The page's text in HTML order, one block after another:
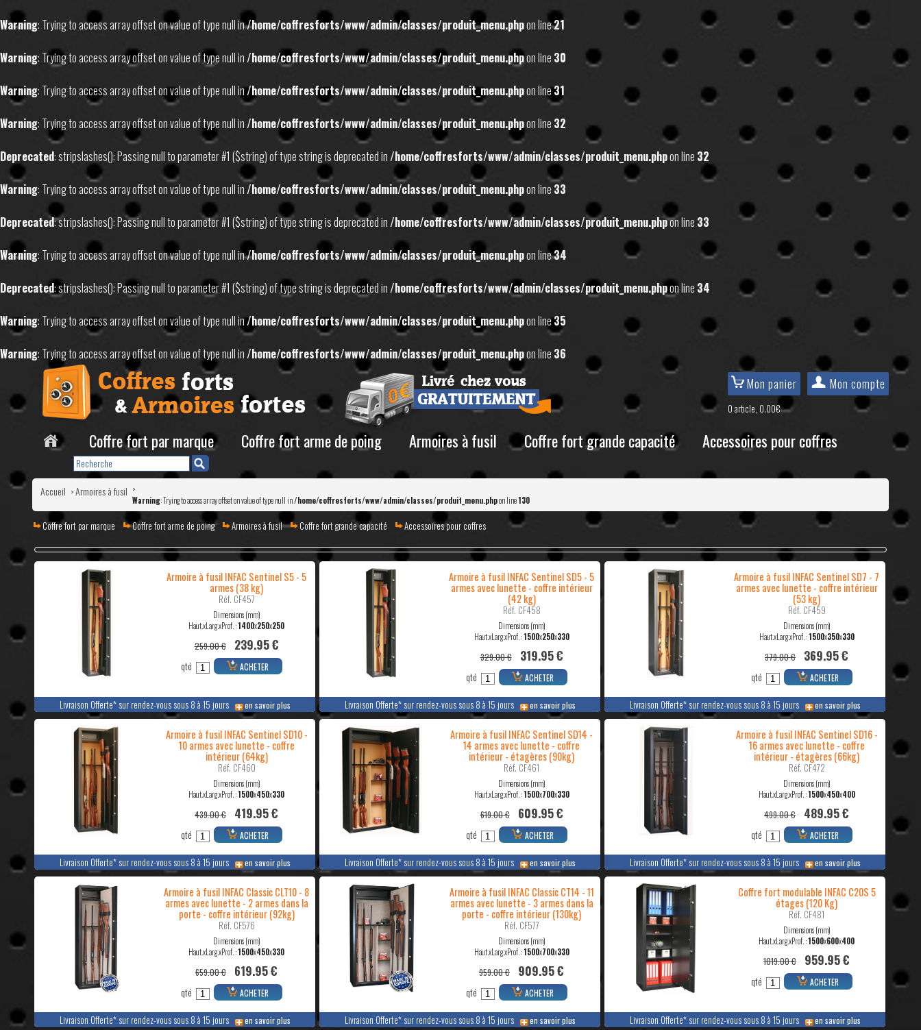
Warning: Trying to access array offset on value of type null in/home/coffresforts/www/admin/classes/produit_menu.phpon line21
Warning: Trying to access array offset on value of type null in/home/coffresforts/www/admin/classes/produit_menu.phpon line 30
Warning: Trying to access array offset on value of type null in/home/coffresforts/www/admin/classes/produit_menu.phpon line31
Warning: Trying to access array offset on value of type null in/home/coffresforts/www/admin/classes/produit_menu.phpon line 32
Deprecated: stripslashes(): Passing null to parameter #1 ($string) of type string is deprecated in/home/coffresforts/www/admin/classes/produit_menu.phpon line 32
Warning: Trying to access array offset on value of type null in/home/coffresforts/www/admin/classes/produit_menu.phpon line 33
Deprecated: stripslashes(): Passing null to parameter #1 ($string) of type string is deprecated in/home/coffresforts/www/admin/classes/produit_menu.phpon line 33
Warning: Trying to access array offset on value of type null in/home/coffresforts/www/admin/classes/produit_menu.phpon line34
Deprecated: stripslashes(): Passing null to parameter #1 ($string) of type string is deprecated in/home/coffresforts/www/admin/classes/produit_menu.phpon line 34
Warning: Trying to access array offset on value of type null in/home/coffresforts/www/admin/classes/produit_menu.phpon line35
Warning: Trying to access array offset on value of type null in/home/coffresforts/www/admin/classes/produit_menu.phpon line 36
Coffre fort par marque Coffre fort arme de poing Armoires à fusil Coffre fort grande capacité Accessoires pour coffres
Mon panier
0 article, 0.00€
Mon compte
Accueil >Armoires à fusil >
Warning: Trying to access array offset on value of type null in/home/coffresforts/www/admin/classes/produit_menu.phpon line130
Coffre fort par marque Coffre fort arme de poing Armoires à fusil Coffre fort grande capacité Accessoires pour coffres
Livraison Offerte* sur rendez-vous sous 8 à 15 jours en savoir plus
Armoire à fusil INFAC Sentinel S5 - 5
armes (38 kg)
Réf. CF457
Dimensions (mm)
Haut.xLarg.xProf. :1400x250x250
259.00 € 239.95 €
qté ACHETER
Livraison Offerte* sur rendez-vous sous 8 à 15 jours en savoir plus
Armoire à fusil INFAC Sentinel SD5 - 5
armes avec lunette - coffre intérieur
(42 kg)
Réf. CF458
Dimensions (mm)
Haut.xLarg.xProf. :1500x250x330
329.00 € 319.95 €
qté ACHETER
Livraison Offerte* sur rendez-vous sous 8 à 15 jours en savoir plus
Armoire à fusil INFAC Sentinel SD7 - 7
armes avec lunette - coffre intérieur
(53 kg)
Réf. CF459
Dimensions (mm)
Haut.xLarg.xProf. :1500x350x330
379.00 € 369.95 €
qté ACHETER
Livraison Offerte* sur rendez-vous sous 8 à 15 jours en savoir plus
Armoire à fusil INFAC Sentinel SD10 -
10 armes avec lunette - coffre
intérieur (64kg)
Réf. CF460
Dimensions (mm)
Haut.xLarg.xProf. :1500x450x330
439.00 € 419.95 €
qté ACHETER
Livraison Offerte* sur rendez-vous sous 8 à 15 jours en savoir plus
Armoire à fusil INFAC Sentinel SD14 -
14 armes avec lunette - coffre
intérieur - étagères (90kg)
Réf. CF461
Dimensions (mm)
Haut.xLarg.xProf. :1500x700x330
619.00 € 609.95 €
qté ACHETER
Livraison Offerte* sur rendez-vous sous 8 à 15 jours en savoir plus
Armoire à fusil INFAC Sentinel SD16 -
16 armes avec lunette - coffre
intérieur - étagères (66kg)
Réf. CF472
Dimensions (mm)
Haut.xLarg.xProf. :1500x450x400
499.00 € 489.95 €
qté ACHETER
Livraison Offerte* sur rendez-vous sous 8 à 15 jours en savoir plus
Armoire à fusil INFAC Classic CLT10 - 8
armes avec lunette - 2 armes dans la
porte - coffre intérieur (92kg)
Réf. CF576
Dimensions (mm)
Haut.xLarg.xProf. :1500x450x330
659.00 € 619.95 €
qté ACHETER
Livraison Offerte* sur rendez-vous sous 8 à 15 jours en savoir plus
Armoire à fusil INFAC Classic CT14 - 11
armes avec lunette - 3 armes dans la
porte - coffre intérieur (130kg)
Réf. CF577
Dimensions (mm)
Haut.xLarg.xProf. :1500x700x330
959.00 € 909.95 €
qté ACHETER
Livraison Offerte* sur rendez-vous sous 8 à 15 jours en savoir plus
Coffre fort modulable INFAC C20S 5
étages (120 Kg)
Réf. CF481
Dimensions (mm)
Haut.xLarg.xProf. :1500x600x400
1019.00 € 959.95 €
qté ACHETER